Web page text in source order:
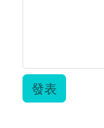
發表